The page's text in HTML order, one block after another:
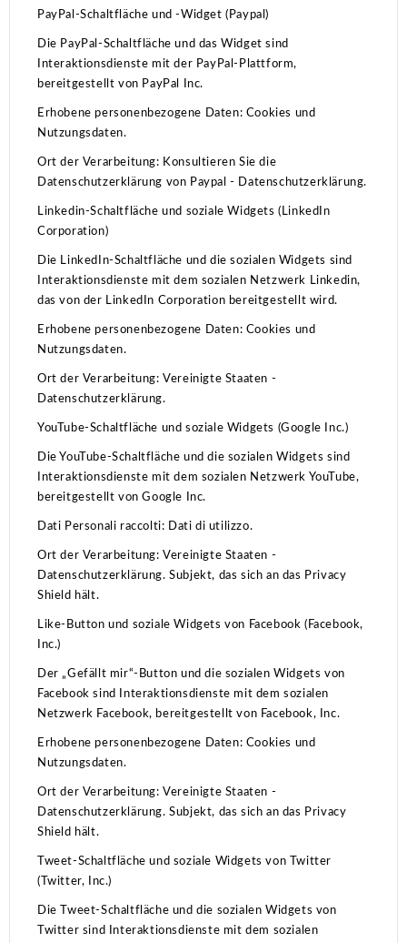
PayPal-Schaltfläche und -Widget (Paypal)
Die PayPal-Schaltfläche und das Widget sind
Interaktionsdienste mit der PayPal-Plattform,
bereitgestellt von PayPal Inc.
Erhobene personenbezogene Daten: Cookies und
Nutzungsdaten.
Ort der Verarbeitung: Konsultieren Sie die
Datenschutzerklärung von Paypal - Datenschutzerklärung.
Linkedin-Schaltfläche und soziale Widgets (LinkedIn
Corporation)
Die LinkedIn-Schaltfläche und die sozialen Widgets sind
Interaktionsdienste mit dem sozialen Netzwerk Linkedin,
das von der LinkedIn Corporation bereitgestellt wird.
Erhobene personenbezogene Daten: Cookies und
Nutzungsdaten.
Ort der Verarbeitung: Vereinigte Staaten -
Datenschutzerklärung.
YouTube-Schaltfläche und soziale Widgets (Google Inc.)
Die YouTube-Schaltfläche und die sozialen Widgets sind
Interaktionsdienste mit dem sozialen Netzwerk YouTube,
bereitgestellt von Google Inc.
Dati Personali raccolti: Dati di utilizzo.
Ort der Verarbeitung: Vereinigte Staaten -
Datenschutzerklärung.Subjekt, das sich an das Privacy
Shield hält.
Like-Button und soziale Widgets von Facebook (Facebook,
Inc.)
Der „Gefällt mir“-Button und die sozialen Widgets von
Facebook sind Interaktionsdienste mit dem sozialen
Netzwerk Facebook, bereitgestellt von Facebook, Inc.
Erhobene personenbezogene Daten: Cookies und
Nutzungsdaten.
Ort der Verarbeitung: Vereinigte Staaten -
Datenschutzerklärung.Subjekt, das sich an das Privacy
Shield hält.
Tweet-Schaltfläche und soziale Widgets von Twitter
(Twitter, Inc.)
Die Tweet-Schaltfläche und die sozialen Widgets von
Twitter sind Interaktionsdienste mit dem sozialen